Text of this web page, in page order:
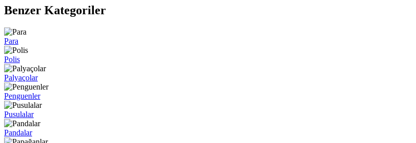
Benzer Kategoriler
Para
Polis
Palyaçolar
Penguenler
Pusulalar
Pandalar